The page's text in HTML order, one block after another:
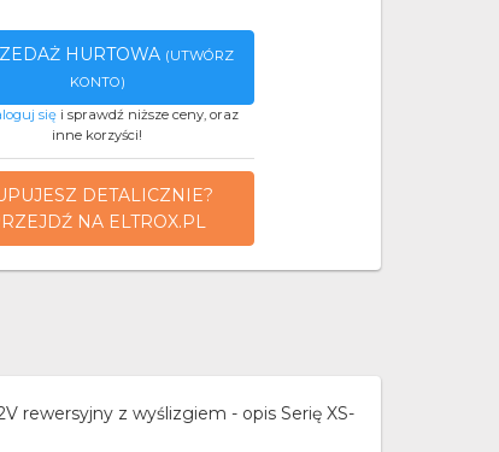
HURTOWA (UTWÓRZ
KONTO)
sięi sprawdź niższe ceny, oraz
inne korzyści!
DETALICZNIE?
NA ELTROX.PL
rewersyjny z wyślizgiem - opis Serię XS-